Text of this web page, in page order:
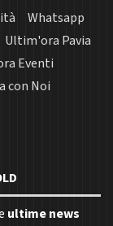
Whatsapp
Ultim'ora Pavia
Eventi
con Noi
ultime news